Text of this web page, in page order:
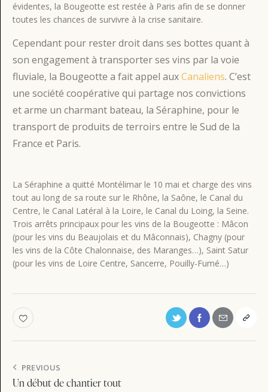
évidentes, la Bougeotte est restée à Paris afin de se donner
toutes les chances de survivre à la crise sanitaire.
Cependant pour rester droit dans ses bottes quant à
son engagement à transporter ses vins par la voie
fluviale, la Bougeotte a fait appel auxCanaliens. C’est
une société coopérative qui partage nos convictions
et arme un charmant bateau, la Séraphine, pour le
transport de produits de terroirs entre le Sud de la
France et Paris.
La Séraphine a quitté Montélimar le 10 mai et charge des vins
tout au long de sa route sur le Rhône, la Saône, le Canal du
Centre, le Canal Latéral à la Loire, le Canal du Loing, la Seine.
Trois arrêts principaux pour les vins de la Bougeotte : Mâcon
(pour les vins du Beaujolais et du Mâconnais), Chagny (pour
les vins de la Côte Chalonnaise, des Maranges…), Saint Satur
(pour les vins de Loire Centre, Sancerre, Pouilly-Fumé…)
Navigation
de
PREVIOUS
Un début de chantier tout